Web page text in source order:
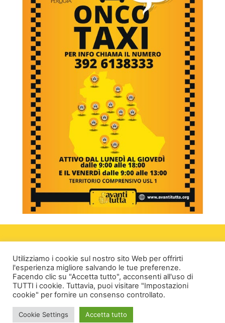
© FONDAZIONE AVANTI TUTTA - Tel.3925946347 -info@avantitutta.org
Utilizziamo i cookie sul nostro sito Web per offrirti
l'esperienza migliore salvando le tue preferenze.
Facendo clic su "Accetta tutto", acconsenti all'uso di
TUTTI i cookie. Tuttavia, puoi visitare "Impostazioni
cookie" per fornire un consenso controllato.
Cookie Settings Accetta tutto